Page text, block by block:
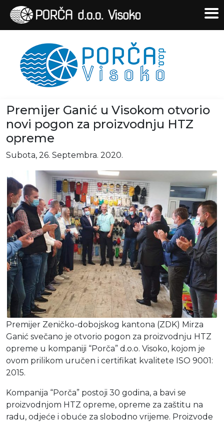
Premijer Ganić u Visokom otvorio
novi pogon za proizvodnju HTZ
opreme
Subota, 26. Septembra. 2020.
Premijer Zeničko-dobojskog kantona (ZDK) Mirza
Ganić svečano je otvorio pogon za proizvodnju HTZ
opreme u kompaniji “Porča” d.o.o. Visoko, kojom je
ovom prilikom uručen i certifikat kvalitete ISO 9001:
2015.
Kompanija “Porča” postoji 30 godina, a bavi se
proizvodnjom HTZ opreme, opreme za zaštitu na
radu, odjeće i obuće za slobodno vrijeme. Proizvode